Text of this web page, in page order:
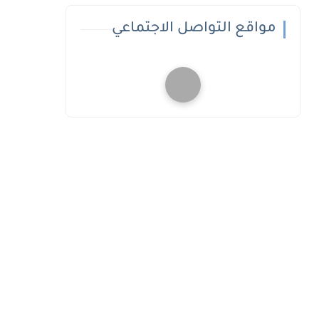
مواقع التواصل الاجتماعي